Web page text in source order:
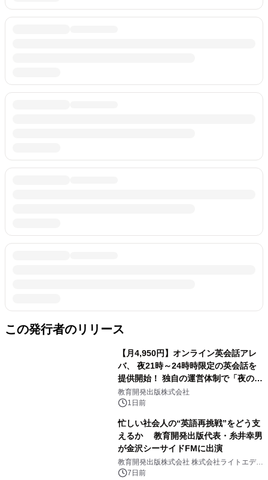
この発行者のリリース
【月4,950円】オンライン英会話アレ
バ、 夜21時～24時時限定の英会話を
提供開始！ 独自の運営体制で「夜の予
約取れない問題」を解決
教育開発出版株式会社
1日前
忙しい社会人の“英語再挑戦”をどう支
えるか 教育開発出版代表・糸井幸男
が金沢シーサイドFMに出演
教育開発出版株式会社 株式会社ライトエデュ
ケーション
7日前